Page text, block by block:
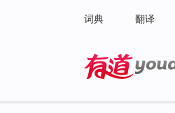
词典 翻译